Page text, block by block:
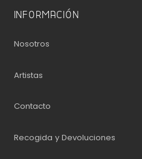
INFORMACIÓN
Nosotros
Artistas
Contacto
Recogida y Devoluciones